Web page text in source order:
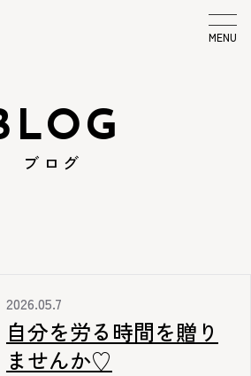
MENU
ブログ
2026.05.7
自分を労る時間を贈り
ませんか♡